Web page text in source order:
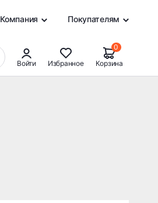
Компания Покупателям
Войти Избранное
0
Корзина